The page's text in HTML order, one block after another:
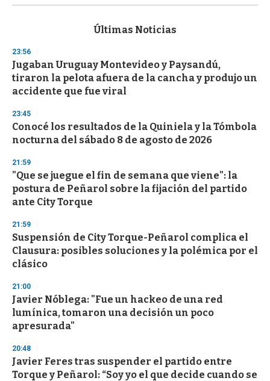
s
d
s
o
f
3
s
e
c
o
d
s
Últimas Noticias
23:56
Jugaban Uruguay Montevideo y Paysandú,
tiraron la pelota afuera de la cancha y produjo un
accidente que fue viral
23:45
Conocé los resultados de la Quiniela y la Tómbola
nocturna del sábado 8 de agosto de 2026
21:59
"Que se juegue el fin de semana que viene": la
postura de Peñarol sobre la fijación del partido
ante City Torque
21:59
Suspensión de City Torque-Peñarol complica el
Clausura: posibles soluciones y la polémica por el
clásico
21:00
Javier Nóblega: "Fue un hackeo de una red
lumínica, tomaron una decisión un poco
apresurada"
20:48
Javier Feres tras suspender el partido entre
Torque y Peñarol: “Soy yo el que decide cuando se